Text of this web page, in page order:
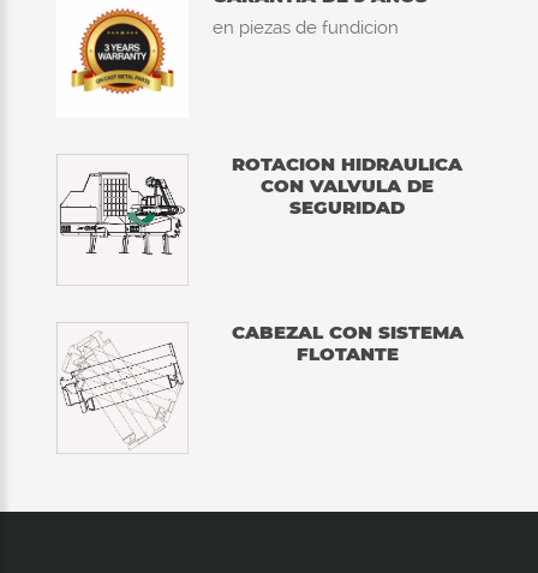
en piezas de fundicion
ROTACION HIDRAULICA
CON VALVULA DE
SEGURIDAD
CABEZAL CON SISTEMA
FLOTANTE